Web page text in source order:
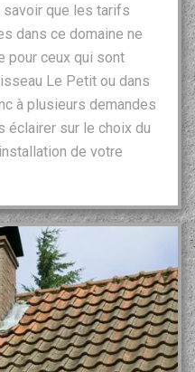
savoir que les tarifs
dans ce domaine ne
pour ceux qui sont
Le Petit ou dans
à plusieurs demandes
éclairer sur le choix du
de votre